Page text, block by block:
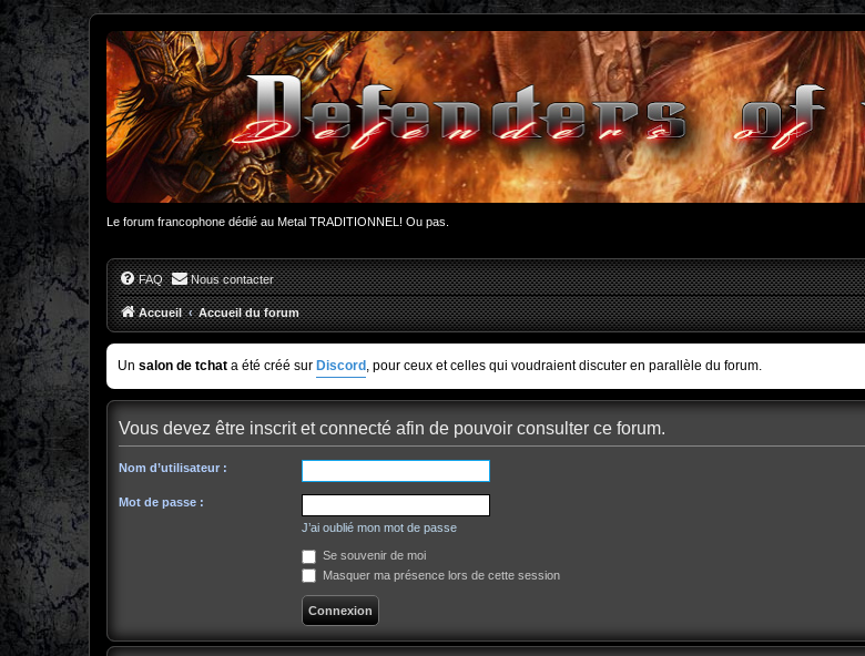
Le forum francophone dédié au Metal TRADITIONNEL! Ou pas.
FAQ Nous contacter
Accueil Accueil du forum
Un salon de tchat a été créé sur Discord , pour ceux et celles qui voudraient discuter en parallèle du forum.
Vous devez être inscrit et connecté afin de pouvoir consulter ce forum.
Nom d’utilisateur :
Mot de passe :
J’ai oublié mon mot de passe
Se souvenir de moi
Masquer ma présence lors de cette session